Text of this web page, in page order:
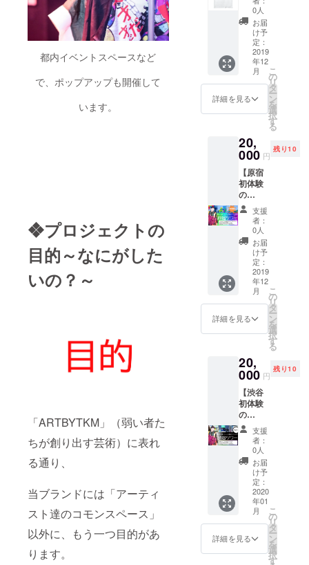
都内イベントスペースなど
で、ポップアップも開催して
います。
❖プロジェクトの
目的～なにがした
いの？～
「ARTBYTKM」（弱い者た
ちが創り出す芸術）に表れ
る通り、
当ブランドには「アーティ
スト達のコモンスペース」
以外に、もう一つ目的があ
ります。
方や、
はじめ
て自分
のお店
を出し
てみた
いとい
も大歓
迎！ 百
ト
ショッ
プでは
場所代
が高く
て難し
いとい
う方 ま
ずは出
店デ
ビュー
してみ
ません
か？ 11
イベン
ト開催
出展い
ただけ
ます。
どちら
になる
かは開
催状況
により
ますの
で、の
ちほど
メール
にてご
連絡さ
せてい
ただき
ます。
※ラック
や、ハ
shopの
イン
ター
フェー
ス、環
境設
定、各
ルの紹
介と使
shopを
使った
基本的
な写真
合成の
方法
③Photo
shopを
使った
基本的
な写真
レタッ
チの方
④Photo
使った
基本的
ジュデ
ザイン
の方法
⑤Photo
shopを
使っ
て、綺
麗に対
象を切
り抜く
方法
⑥Photo
shopを
使った
の効果
的な使
知りた
い方 こ
の一本
の動画
で、
Photos
hopと
illustrat
orがマ
ます
よ！
編】の
内容：
120分
①Photo
shopと
Illustrat
orを
使った
ポス
ターや
広告デ
ザイン
②Photo
shopと
Illustrat
使った
名刺デ
ザイン
の方法
③Photo
shopと
Illustrat
orを
使った
アート
作品の
つくり
④Photo
shopと
orを
使って
ます。
❖Photo
shopは
使わな
いけど
illustrat
orは使
うとい
う方 ❖
ラスト
を描い
てみた
い方 ❖
アイコ
ンの作
成やタ
イポグ
フィー
をつく
れるよ
うにな
りたい
一本の
動画
illustrat
い方が
まるま
かっ
ちゃい
ます
よ！
【中級
編】の
内容：
120分
①Illustr
atorの
イン
ター
ス、環
境設
を差し
上げま
す。 ま
た、ブ
ランド
オリジ
ナルT
シャツ
を 下記
からお
好きな
差し上
げま
す。
0人
お届
け予
定：
2019
年12
月
詳細を見る
こ
の
リ
タ
ー
ン
を
選
択
す
る
20,
000 円
残り10
【原宿
初体験
の
方！】
【一度
は行っ
てみた
いけど
色々
あって
どこに
行けば
いいの
かわか
らない
方！】
丸と原
宿ツ
ワー
（６時
間コー
ス） 東
京都渋
谷区原
宿、
【ファ
ッショ
ンの聖
地】と
呼ばれ
るこの
場所で
穴場ス
支援
者：
0人
お届
け予
定：
2019
年12
月
詳細を見る
こ
の
リ
タ
ー
ン
を
選
択
す
る
20,
000 円
残り10
【渋谷
初体験
の
方！】
【一度
は行っ
てみた
いけど
色々
あって
どこに
行けば
いいの
かわか
らない
方！】
支援
者：
0人
お届
け予
定：
2020
年01
月
詳細を見る
こ
の
リ
タ
ー
ン
を
選
択
す